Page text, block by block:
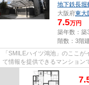
地下鉄長堀
大阪府東大
7.5万円
築年数：築
階数：3階
「SMILEハイツ鴻池」のここ
て情報を提供できるマンション
ス良好な物件です。まだまだ新...